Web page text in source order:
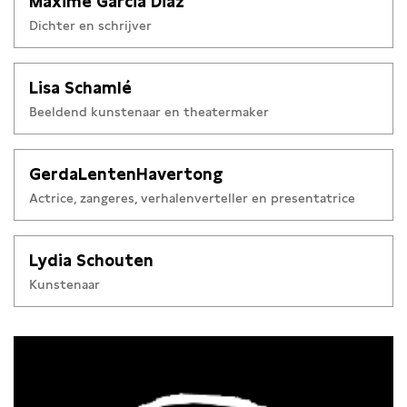
Dichter en schrijver
Lisa Schamlé
Beeldend kunstenaar en theatermaker
GerdaLentenHavertong
Actrice, zangeres, verhalenverteller en presentatrice
Lydia Schouten
Kunstenaar